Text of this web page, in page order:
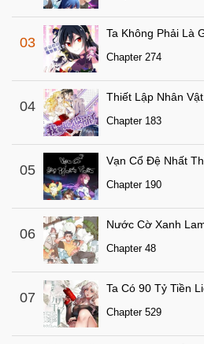
03
Ta Không Phải Là
Chapter 274
04
Thiết Lập Nhân
Chapter 183
05
Vạn Cổ Đệ Nhất
Chapter 190
06
Nước Cờ Xanh
Chapter 48
07
Ta Có 90 Tỷ Tiền
Chapter 529